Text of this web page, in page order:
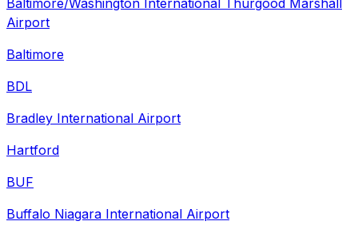
Baltimore/Washington International Thurgood Marshall
Airport
Baltimore
BDL
Bradley International Airport
Hartford
BUF
Buffalo Niagara International Airport